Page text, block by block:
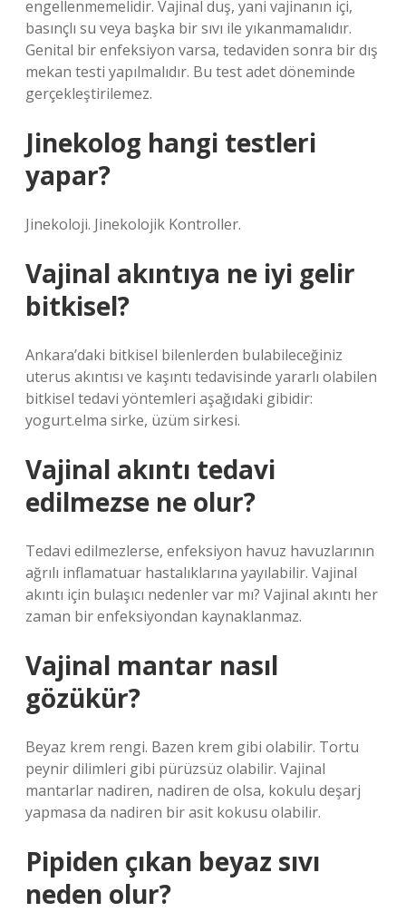
engellenmemelidir. Vajinal duş, yani vajinanın içi,
basınçlı su veya başka bir sıvı ile yıkanmamalıdır.
Genital bir enfeksiyon varsa, tedaviden sonra bir dış
mekan testi yapılmalıdır. Bu test adet döneminde
gerçekleştirilemez.
Jinekolog hangi testleri
yapar?
Jinekoloji. Jinekolojik Kontroller.
Vajinal akıntıya ne iyi gelir
bitkisel?
Ankara’daki bitkisel bilenlerden bulabileceğiniz
uterus akıntısı ve kaşıntı tedavisinde yararlı olabilen
bitkisel tedavi yöntemleri aşağıdaki gibidir:
yogurt.elma sirke, üzüm sirkesi.
Vajinal akıntı tedavi
edilmezse ne olur?
Tedavi edilmezlerse, enfeksiyon havuz havuzlarının
ağrılı inflamatuar hastalıklarına yayılabilir. Vajinal
akıntı için bulaşıcı nedenler var mı? Vajinal akıntı her
zaman bir enfeksiyondan kaynaklanmaz.
Vajinal mantar nasıl
gözükür?
Beyaz krem ​​rengi. Bazen krem ​​gibi olabilir. Tortu
peynir dilimleri gibi pürüzsüz olabilir. Vajinal
mantarlar nadiren, nadiren de olsa, kokulu deşarj
yapmasa da nadiren bir asit kokusu olabilir.
Pipiden çıkan beyaz sıvı
neden olur?